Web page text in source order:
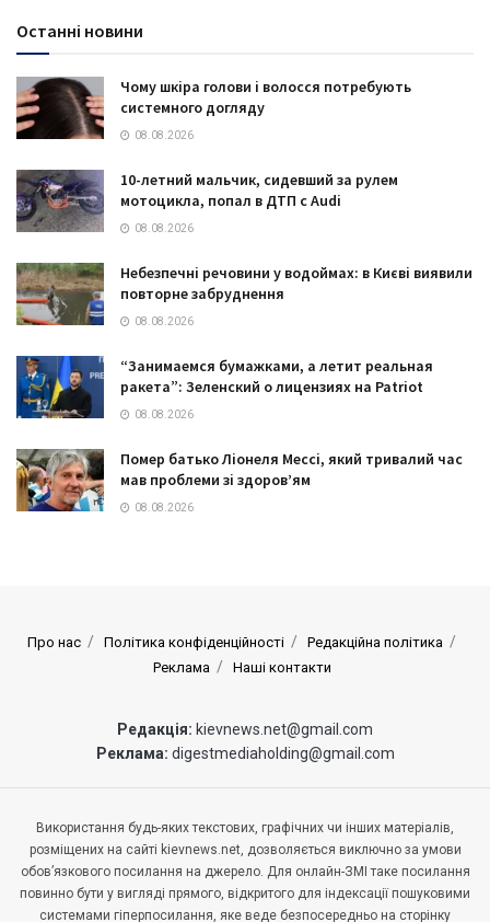
Останні новини
Чому шкіра голови і волосся потребують
системного догляду
08.08.2026
10-летний мальчик, сидевший за рулем
мотоцикла, попал в ДТП с Audi
08.08.2026
Небезпечні речовини у водоймах: в Києві виявили
повторне забруднення
08.08.2026
“Занимаемся бумажками, а летит реальная
ракета”: Зеленский о лицензиях на Patriot
08.08.2026
Помер батько Ліонеля Мессі, який тривалий час
мав проблеми зі здоров’ям
08.08.2026
Про нас Політика конфіденційності
Редакційна політика
Реклама
Наші контакти
Редакція: kievnews.net@gmail.com
Реклама: digestmediaholding@gmail.com
Використання будь-яких текстових, графічних чи інших матеріалів,
розміщених на сайті kievnews.net, дозволяється виключно за умови
обов’язкового посилання на джерело. Для онлайн-ЗМІ таке посилання
повинно бути у вигляді прямого, відкритого для індексації пошуковими
системами гіперпосилання, яке веде безпосередньо на сторінку